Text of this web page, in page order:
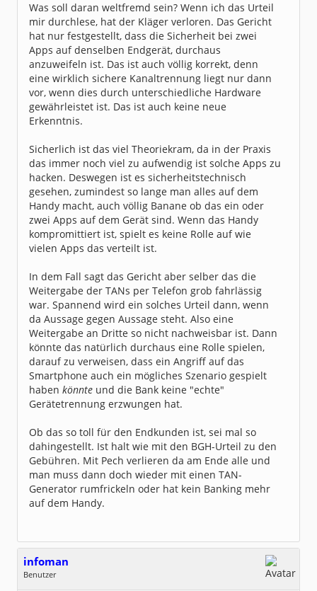
Was soll daran weltfremd sein? Wenn ich das Urteil
mir durchlese, hat der Kläger verloren. Das Gericht
hat nur festgestellt, dass die Sicherheit bei zwei
Apps auf denselben Endgerät, durchaus
anzuweifeln ist. Das ist auch völlig korrekt, denn
eine wirklich sichere Kanaltrennung liegt nur dann
vor, wenn dies durch unterschiedliche Hardware
gewährleistet ist. Das ist auch keine neue
Erkenntnis.
Sicherlich ist das viel Theoriekram, da in der Praxis
das immer noch viel zu aufwendig ist solche Apps zu
hacken. Deswegen ist es sicherheitstechnisch
gesehen, zumindest so lange man alles auf dem
Handy macht, auch völlig Banane ob das ein oder
zwei Apps auf dem Gerät sind. Wenn das Handy
kompromittiert ist, spielt es keine Rolle auf wie
vielen Apps das verteilt ist.
In dem Fall sagt das Gericht aber selber das die
Weitergabe der TANs per Telefon grob fahrlässig
war. Spannend wird ein solches Urteil dann, wenn
da Aussage gegen Aussage steht. Also eine
Weitergabe an Dritte so nicht nachweisbar ist. Dann
könnte das natürlich durchaus eine Rolle spielen,
darauf zu verweisen, dass ein Angriff auf das
Smartphone auch ein mögliches Szenario gespielt
haben könnte und die Bank keine "echte"
Gerätetrennung erzwungen hat.
Ob das so toll für den Endkunden ist, sei mal so
dahingestellt. Ist halt wie mit den BGH-Urteil zu den
Gebühren. Mit Pech verlieren da am Ende alle und
man muss dann doch wieder mit einen TAN-
Generator rumfrickeln oder hat kein Banking mehr
auf dem Handy.
infoman
Benutzer
Geschlecht: